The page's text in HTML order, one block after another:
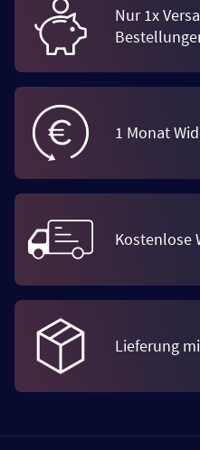
Nur 1x
1 Monat
Kostenlose
Lieferung